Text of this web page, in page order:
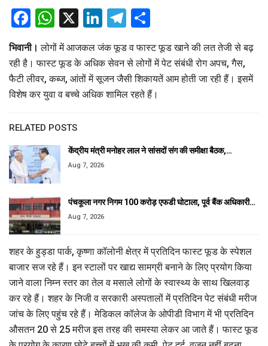
Facebook
WhatsApp
X LinkedIn
Telegram
भिवानी। लोगों में आजकल जंक फूड व फास्ट फूड खाने की लत तेजी से बढ़
रही है। फास्ट फूड के अधिक सेवन से लोगों में पेट संबंधी रोग अपच, गैस,
फैटी लीवर, कब्ज, आंतों में सूजन जैसी शिकायतें आम होती जा रही हैं। इसमें
विशेष कर युवा व बच्चे अधिक शामिल रहते हैं।
RELATED POSTS
केंद्रीय मंत्री मनोहर लाल ने सांसदों संग की समीक्षा बैठक,…
Aug 7, 2026
पंचकूला नगर निगम 100 करोड़ एफडी घोटाला, पूर्व बैंक अधिकारी…
Aug 7, 2026
शहर के हुड्डा पार्क, कृष्णा कॉलोनी क्षेत्र में प्रतिदिन फास्ट फूड के स्पेशल
बाजार सज रहे हैं। इन स्टालों पर खाद्य सामग्री बनाने के लिए प्रयोग किया
जाने वाला निम्न स्तर का तेल व मसाले लोगों के स्वास्थ्य के साथ खिलवाड़
कर रहे हैं। शहर के निजी व सरकारी अस्पतालों में प्रतिदिन पेट संबंधी मरीज
जांच के लिए पहुंच रहे हैं। मेडिकल कॉलेज के ओपीडी विभाग में भी प्रतिदिन
औसतन 20 से 25 मरीज इस तरह की समस्या लेकर आ जाते हैं। फास्ट फूड